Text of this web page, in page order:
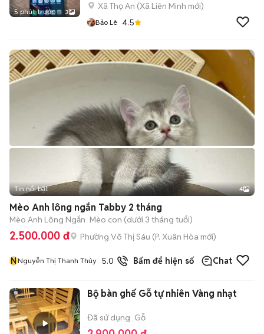
5 phút trước 3
Xã Thọ An (Xã Liên Minh mới)
Bảo Lê 4.5
Tin nổi bật 4
Mèo Anh lông ngắn Tabby 2 tháng
Mèo Anh Lông Ngắn Mèo con (dưới 3 tháng tuổi)
2.500.000 đ Phường Võ Thị Sáu (P. Xuân Hòa mới)
NNguyễn Thị Thanh Thủy 5.0 19 đã bán
Bấm để hiện số Chat
Bộ bàn ghế Gỗ tự nhiên Vàng nhạt
Đã sử dụng Gỗ